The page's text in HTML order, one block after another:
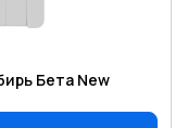
Бета New